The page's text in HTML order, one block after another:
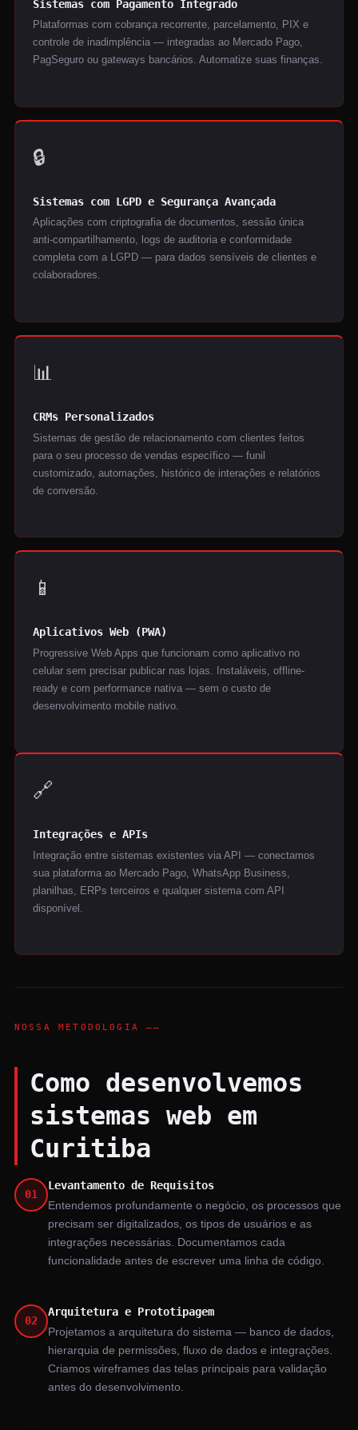
Sistemas com Pagamento Integrado
Plataformas com cobrança recorrente, parcelamento, PIX e
controle de inadimplência — integradas ao Mercado Pago,
PagSeguro ou gateways bancários. Automatize suas finanças.
🔒
Sistemas com LGPD e Segurança Avançada
Aplicações com criptografia de documentos, sessão única
anti-compartilhamento, logs de auditoria e conformidade
completa com a LGPD — para dados sensíveis de clientes e
colaboradores.
📊
CRMs Personalizados
Sistemas de gestão de relacionamento com clientes feitos
para o seu processo de vendas específico — funil
customizado, automações, histórico de interações e relatórios
de conversão.
📱
Aplicativos Web (PWA)
Progressive Web Apps que funcionam como aplicativo no
celular sem precisar publicar nas lojas. Instaláveis, offline-
ready e com performance nativa — sem o custo de
desenvolvimento mobile nativo.
🔗
Integrações e APIs
Integração entre sistemas existentes via API — conectamos
sua plataforma ao Mercado Pago, WhatsApp Business,
planilhas, ERPs terceiros e qualquer sistema com API
disponível.
NOSSA METODOLOGIA ——
Como desenvolvemos
sistemas web em
Curitiba
01
Levantamento de Requisitos
Entendemos profundamente o negócio, os processos que
precisam ser digitalizados, os tipos de usuários e as
integrações necessárias. Documentamos cada
funcionalidade antes de escrever uma linha de código.
02
Arquitetura e Prototipagem
Projetamos a arquitetura do sistema — banco de dados,
hierarquia de permissões, fluxo de dados e integrações.
Criamos wireframes das telas principais para validação
antes do desenvolvimento.